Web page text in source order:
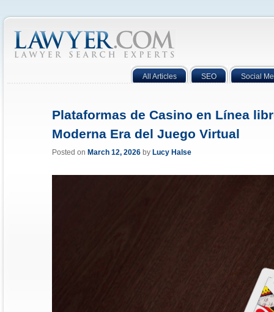
All Articles SEO Social
Plataformas de Casino en Línea
Moderna Era del Juego Virtual
Posted on March 12, 2026 by Lucy Halse